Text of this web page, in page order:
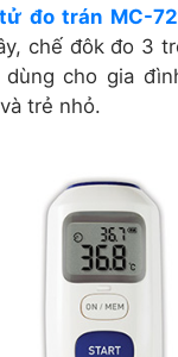
đo trán MC-
chế đôk đo 3
cho gia
trẻ nhỏ.